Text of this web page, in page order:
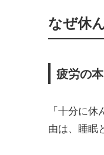
なぜ休
疲労の
「十分に
由は、睡眠